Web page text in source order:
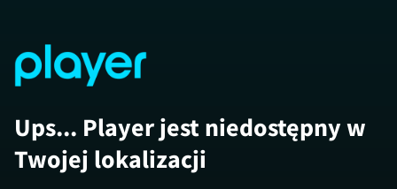
Ups... Player jest niedostępny w
Twojej lokalizacji